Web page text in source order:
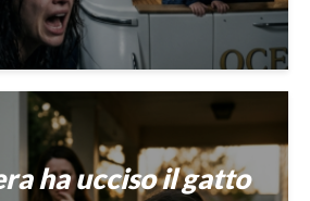
ha ucciso il gatto